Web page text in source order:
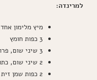
למרינדה:
מיץ מלימון אחד
3 כפות חומץ
3 שיני שום, פרוסות דק
2 שיני שום, כתושות
2 כפות שמן זית